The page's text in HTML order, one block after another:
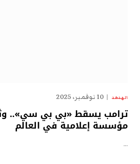
الهدهد 10 نوفمبر، 2025
ترامب يسقط «بي بي سي»..
مؤسسة إعلامية في العالم
…